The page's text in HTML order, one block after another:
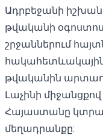
Ադրբեջանի
թվականի
շրջաններում
հակահետևակային
թվականին
Լաչինի
Հայաստանը
մեղադրանքը: